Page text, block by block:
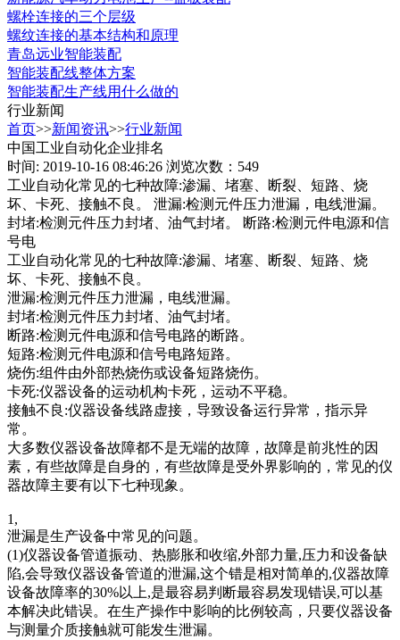
螺栓连接的三个层级
螺纹连接的基本结构和原理
青岛远业智能装配
智能装配线整体方案
智能装配生产线用什么做的
行业新闻
首页>>新闻资讯>>行业新闻
中国工业自动化企业排名
时间: 2019-10-16 08:46:26 浏览次数：549
工业自动化常见的七种故障:渗漏、堵塞、断裂、短路、烧
坏、卡死、接触不良。 泄漏:检测元件压力泄漏，电线泄漏。
封堵:检测元件压力封堵、油气封堵。 断路:检测元件电源和信
号电
工业自动化常见的七种故障:渗漏、堵塞、断裂、短路、烧
坏、卡死、接触不良。
泄漏:检测元件压力泄漏，电线泄漏。
封堵:检测元件压力封堵、油气封堵。
断路:检测元件电源和信号电路的断路。
短路:检测元件电源和信号电路短路。
烧伤:组件由外部热烧伤或设备短路烧伤。
卡死:仪器设备的运动机构卡死，运动不平稳。
接触不良:仪器设备线路虚接，导致设备运行异常，指示异
常。
大多数仪器设备故障都不是无端的故障，故障是前兆性的因
素，有些故障是自身的，有些故障是受外界影响的，常见的仪
器故障主要有以下七种现象。
1,
泄漏是生产设备中常见的问题。
(1)仪器设备管道振动、热膨胀和收缩,外部力量,压力和设备缺
陷,会导致仪器设备管道的泄漏,这个错是相对简单的,仪器故障
设备故障率的30%以上,是最容易判断最容易发现错误,可以基
本解决此错误。在生产操作中影响的比例较高，只要仪器设备
与测量介质接触就可能发生泄漏。